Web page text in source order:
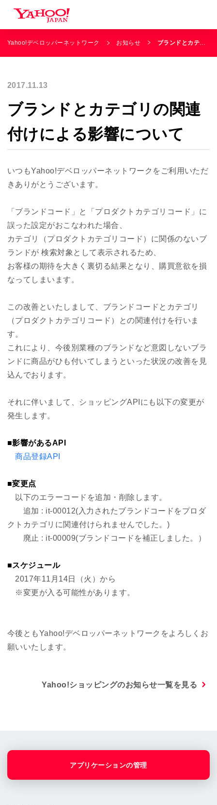
Yahoo!デベロッパーネットワーク お知らせ ブランドとカテゴリの関連付けによる影響について
2017.11.13
ブランドとカテゴリの関連
付けによる影響について
いつもYahoo!デベロッパーネットワークをご利用いただ
きありがとうございます。
「ブランドコード」と「プロダクトカテゴリコード」に
誤った設定がおこなわれた場合、
カテゴリ（プロダクトカテゴリコード）に関係のないブ
ランドが 検索対象として表示されるため、
お客様の期待を大きく裏切る結果となり、購買意欲を損
なってしまいます。
この改善といたしまして、ブランドコードとカテゴリ
（プロダクトカテゴリコード）との関連付けを行いま
す。
これにより、今後別業種のブランドなど意図しないブラ
ンドに商品がひも付いてしまうといった状況の改善を見
込んでおります。
それに伴いまして、ショッピングAPIにも以下の変更が
発生します。
■影響があるAPI
商品登録API
■変更点
以下のエラーコードを追加・削除します。
追加 : it-00012(入力されたブランドコードをプロダ
クトカテゴリに関連付けられませんでした。)
廃止 : it-00009(ブランドコードを補正しました。）
■スケジュール
2017年11月14日（火）から
※変更が入る可能性があります。
今後ともYahoo!デベロッパーネットワークをよろしくお
願いいたします。
Yahoo!ショッピングのお知らせ一覧を見る
アプリケーションの管理